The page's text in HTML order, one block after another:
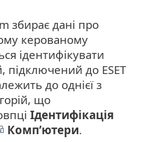
збирає дані про
керованому
ідентифікувати
підключений до ESET
до однієї з
що
Ідентифікація
Комп’ютери.